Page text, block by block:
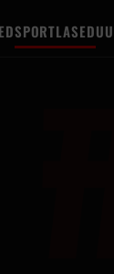
SPORTLASED